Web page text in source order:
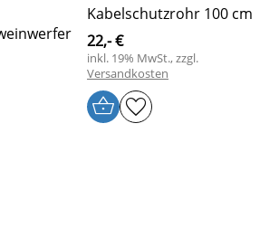
Kabelschutzrohr 100 cm
22,- €
inkl. 19% MwSt., zzgl.
Versandkosten